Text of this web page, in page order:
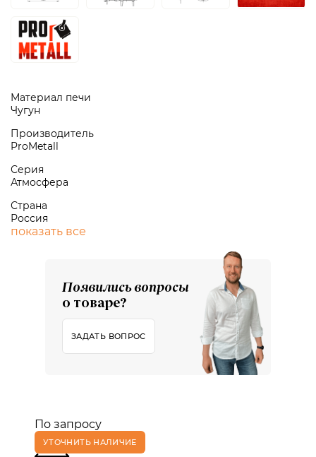
Материал печи
Чугун
Производитель
ProMetall
Серия
Атмосфера
Страна
Россия
показать все
Появились вопросы
о товаре?
ЗАДАТЬ ВОПРОС
По запросу
УТОЧНИТЬ НАЛИЧИЕ